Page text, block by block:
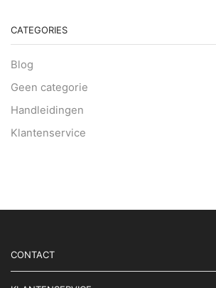
CATEGORIES
Blog
Geen categorie
Handleidingen
Klantenservice
CONTACT